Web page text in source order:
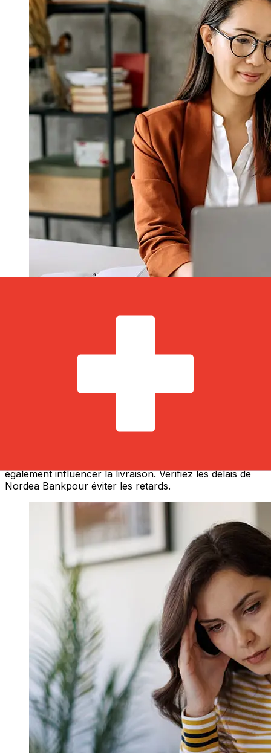
À quelle vitesse un transfert Nordea
également influencer la livraison. Vérifiez les délais de
Nordea Bankpour éviter les retards.